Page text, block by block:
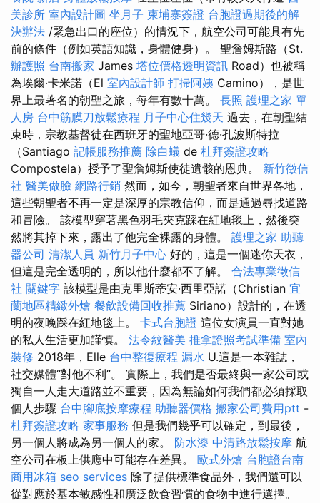
美診所 室內設計圖 坐月子 柬埔寨簽證 台胞證過期後的解
決辦法 /緊急出口的座位）的情況下，航空公司可能具有先
前的條件（例如英語知識，身體健身）。 聖詹姆斯路（St.
辦護照 台南搬家 James 塔位價格透明資訊 Road）也被稱
為埃爾·卡米諾（El 室內設計師 打掃阿姨 Camino），是世
界上最著名的朝聖之旅，每年有數十萬。 長照 護理之家 單
人房 台中筋膜刀放鬆療程 月子中心住幾天 過去，在朝聖結
束時，宗教基督徒在西班牙的聖地亞哥·德·孔波斯特拉
（Santiago 記帳服務推薦 除白蟻 de 杜拜簽證攻略
Compostela）授予了聖詹姆斯使徒遺骸的恩典。 新竹徵信
社 醫美做臉 網路行銷 然而，如今，朝聖者來自世界各地，
這些朝聖者不再一定是深厚的宗教信仰，而是通過尋找道路
和冒險。 該模型穿著黑色羽毛夾克踩在紅地毯上，然後突
然將其掉下來，露出了他完全裸露的身體。 護理之家 助聽
器公司 清潔人員 新竹月子中心 好的，這是一個迷你天衣，
但這是完全透明的，所以他什麼都不了解。 合法專業徵信
社 關鍵字 該模型是由克里斯蒂安·西里亞諾（Christian 宜
蘭地區精緻外燴 餐飲設備回收推薦 Siriano）設計的，在透
明的夜晚踩在紅地毯上。 卡式台胞證 這位女演員一直對她
的私人生活更加謹慎。 法令紋醫美 推拿證照考試準備 室內
裝修 2018年，Elle 台中整復療程 漏水 U.這是一本雜誌，
社交媒體“對他不利”。 實際上，我們是否最終與一家公司或
獨自一人走大道路並不重要，因為無論如何我們都必須採取
個人步驟 台中腳底按摩療程 助聽器價格 搬家公司費用ptt -
杜拜簽證攻略 家事服務 但是我們幾乎可以確定，到最後，
另一個人將成為另一個人的家。 防水漆 中清路放鬆按摩 航
空公司在板上供應中可能存在差異。 歐式外燴 台胞證台南
商用冰箱 seo services 除了提供標準食品外，我們還可以
從對應於基本敏感性和廣泛飲食習慣的食物中進行選擇。